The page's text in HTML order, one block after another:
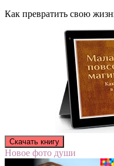
Как превратить свою
Новое фото души